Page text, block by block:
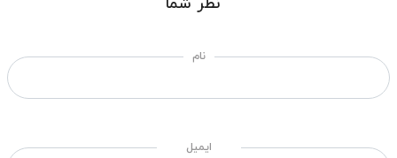
نام
ایمیل